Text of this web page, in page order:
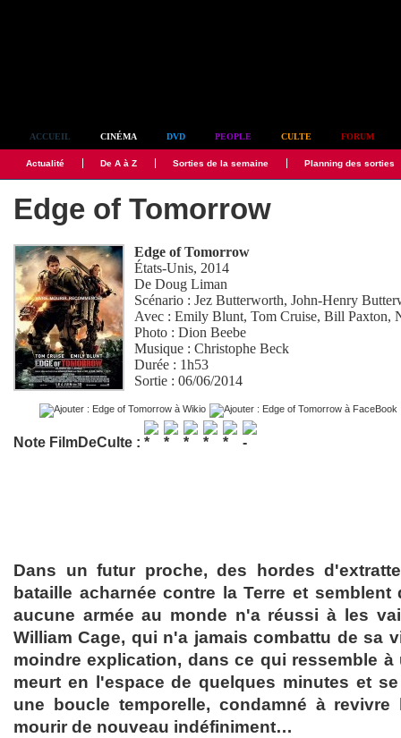
ACCUEIL CINÉMA DVD PEOPLE CULTE FORUM
Actualité De A à Z Sorties de la semaine Planning des sorties
Edge of Tomorrow
Edge of Tomorrow
États-Unis, 2014
DeDoug Liman
Scénario :Jez Butterworth,John-Henry
Avec :Emily Blunt,Tom Cruise,Bill Paxton,
Photo :Dion Beebe
Musique :Christophe Beck
Durée : 1h53
Sortie : 06/06/2014
Note FilmDeCulte :
Dans un futur proche, des hordes
bataille acharnée contre la Terre et
aucune armée au monde n'a réussi à les
William Cage, qui n'a jamais combattu de sa
moindre explication, dans ce qui ressemble
meurt en l'espace de quelques minutes et
une boucle temporelle, condamné à
mourir de nouveau indéfiniment…